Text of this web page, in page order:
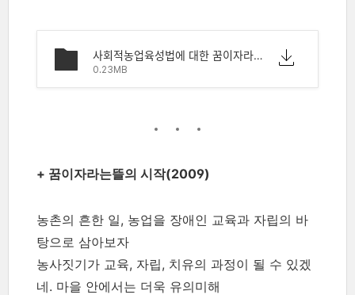
사회적농업육성법에 대한 꿈이자라는뜰 보루의 질문.pdf
0.23MB
+ 꿈이자라는뜰의 시작(2009)
농촌의 흔한 일, 농업을 장애인 교육과 자립의 바
탕으로 삼아보자
농사짓기가 교육, 자립, 치유의 과정이 될 수 있겠
네. 마을 안에서는 더욱 유의미해